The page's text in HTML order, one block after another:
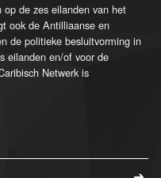
de zes eilanden van het
ook de Antilliaanse en
de politieke besluitvorming in
eilanden en/of voor de
Netwerk is